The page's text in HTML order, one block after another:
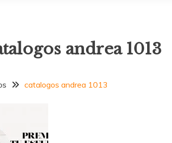
andrea 1013
catalogos andrea 1013